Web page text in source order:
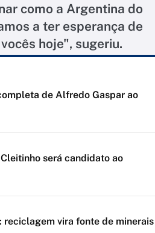
como a Argentina do
a ter esperança de
hoje", sugeriu.
de Alfredo Gaspar ao
será candidato ao
reciclagem vira fonte de minerais